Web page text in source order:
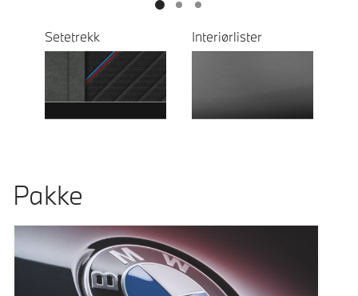
Setetrekk Interiørlister
Pakke